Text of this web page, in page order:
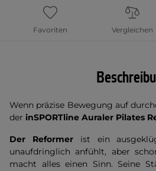
Favoriten Vergleichen
Wenn präzise Bewegung auf
der inSPORTline Auraler Pilates
Der Reformerist ein
unaufdringlich anfühlt, aber
macht alles einen Sinn. Seine